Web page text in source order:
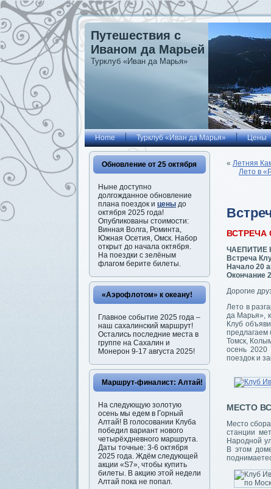
Путешествия с
Иваном да Марьей
Турклуб «Иван да Марья»
Home Турклуб «Иван да Марья» Цены
Обновление от 25 октября
Ныне доступно
долгожданное обновление
плана поездок и цены до
октября 2025 года!
Опубликованы стоимости:
Винная Волга, Роминта,
Южная Осетия, Омск. Набор
открыт до начала октября.
На поездки с зелёным
флагом берите билеты.
«Аэрофлотом» к океану!
Главное событие 2025 года –
наш сахалинский маршрут!
Остались последние места в
группе на Сахалин и
Монерон 9-17 августа 2025!
Маршрут-финалист: Алтай!
На следующую золотую
осень мы едем в Горный
Алтай! В голосовании Клуба
победил вариант нового
четырёхдневного маршрута.
Даты точные: 3-6 октября
2025 года. Ждём следующей
акции «S7», чтобы купить
билеты. В акцию этой недели
Алтай пока не попал.
« Летняя
Лето в
ВСТРЕЧА
ЧАЕПИТИЕ
Встреча
Начало 20
Окончание
Дорогие
Лето в
да Марья»,
Клуб
предлагаем
Томск,
осень 2020
поездок и
МЕСТО
Место
станции
Народной
В этом